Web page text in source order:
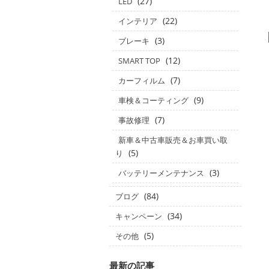
インテリア (22)
ブレーキ (3)
SMART TOP (12)
カーフィルム (7)
車検＆コーティング (9)
事故修理 (7)
新車＆中古車販売＆お車買い取
り
(5)
バッテリーメンテナンス (3)
ブログ (84)
キャンペーン (34)
その他 (5)
最新の記事